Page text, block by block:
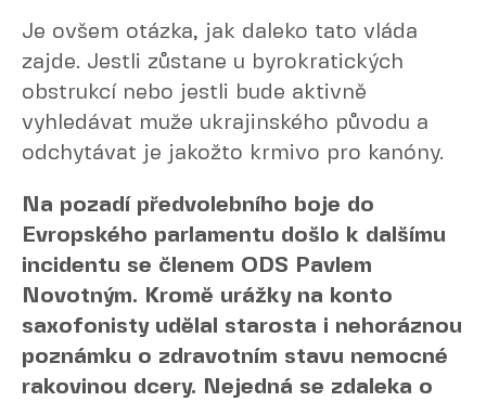
Je ovšem otázka, jak daleko tato vláda
zajde. Jestli zůstane u byrokratických
obstrukcí nebo jestli bude aktivně
vyhledávat muže ukrajinského původu a
odchytávat je jakožto krmivo pro kanóny.
Na pozadí předvolebního boje do
Evropského parlamentu došlo k dalšímu
incidentu se členem ODS Pavlem
Novotným. Kromě urážky na konto
saxofonisty udělal starosta i nehoráznou
poznámku o zdravotním stavu nemocné
rakovinou dcery. Nejedná se zdaleka o